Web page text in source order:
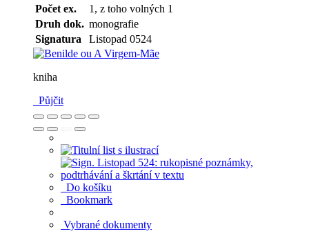
Počet ex.
1, z toho volných 1
Druh dok. monografie
Signatura
Listopad 0524
kniha
Půjčit
Do košíku
Bookmark
Vybrané dokumenty